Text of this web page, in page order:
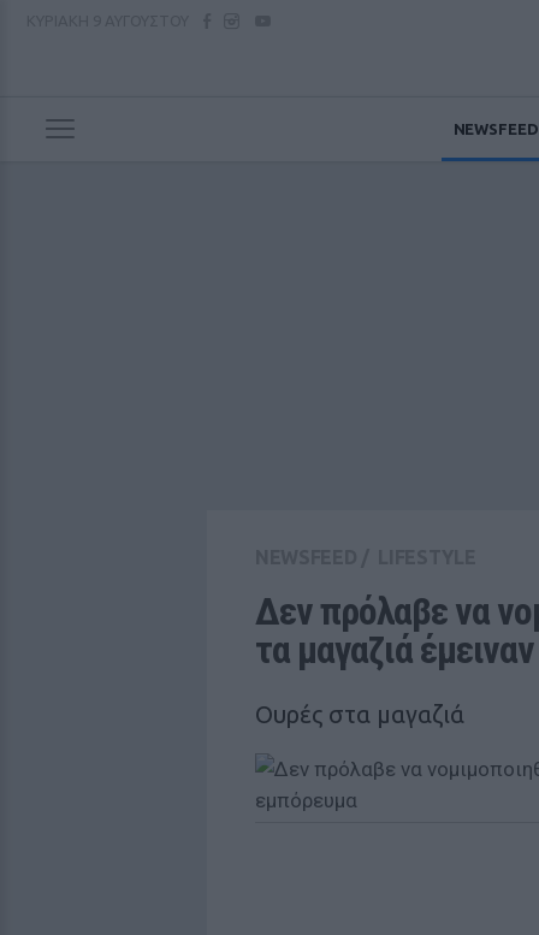
NEWSFEED
Δεν πρόλαβε να
τα μαγαζιά
Ουρές στα μαγαζιά